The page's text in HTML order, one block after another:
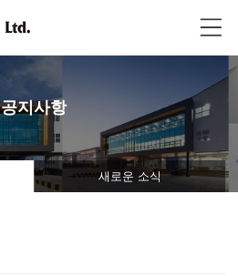
공지사항
새로운 소식